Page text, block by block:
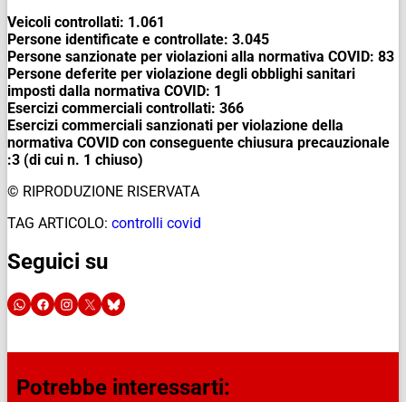
Veicoli controllati: 1.061
Persone identificate e controllate: 3.045
Persone sanzionate per violazioni alla normativa COVID: 83
Persone deferite per violazione degli obblighi sanitari
imposti dalla normativa COVID: 1
Esercizi commerciali controllati: 366
Esercizi commerciali sanzionati per violazione della
normativa COVID con conseguente chiusura precauzionale
:3 (di cui n. 1 chiuso)
© RIPRODUZIONE RISERVATA
TAG ARTICOLO: controlli covid
Seguici su
Potrebbe interessarti: